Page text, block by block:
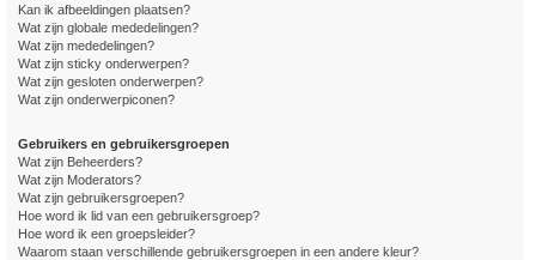
Kan ik afbeeldingen plaatsen?
Wat zijn globale mededelingen?
Wat zijn mededelingen?
Wat zijn sticky onderwerpen?
Wat zijn gesloten onderwerpen?
Wat zijn onderwerpiconen?
Gebruikers en gebruikersgroepen
Wat zijn Beheerders?
Wat zijn Moderators?
Wat zijn gebruikersgroepen?
Hoe word ik lid van een gebruikersgroep?
Hoe word ik een groepsleider?
Waarom staan verschillende gebruikersgroepen in een andere kleur?